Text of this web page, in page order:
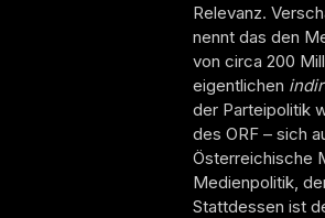
Relevanz.
nennt das den
von circa 200
eigentlichen
der Parteipolitik
des ORF – sich
Österreichische
Medienpolitik,
Stattdessen ist